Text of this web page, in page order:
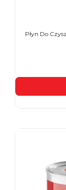
Płyn Do